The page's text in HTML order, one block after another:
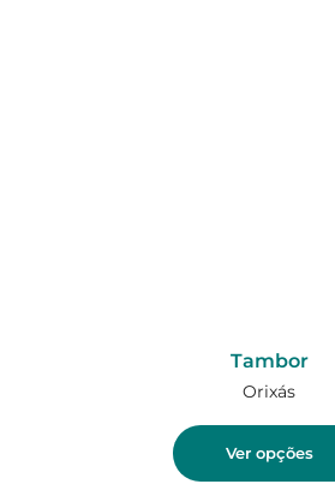
Tambor
Orixás
Ver opções